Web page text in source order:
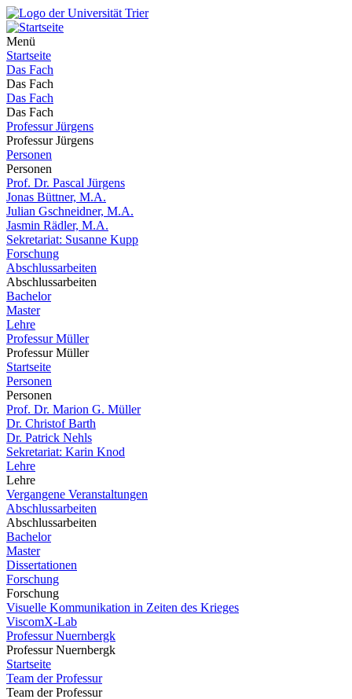
Menü
Startseite
Das Fach
Das Fach
Das Fach
Das Fach
Professur Jürgens
Professur Jürgens
Personen
Personen
Prof. Dr. Pascal Jürgens
Jonas Büttner, M.A.
Julian Gschneidner, M.A.
Jasmin Rädler, M.A.
Sekretariat: Susanne Kupp
Forschung
Abschlussarbeiten
Abschlussarbeiten
Bachelor
Master
Lehre
Professur Müller
Professur Müller
Startseite
Personen
Personen
Prof. Dr. Marion G. Müller
Dr. Christof Barth
Dr. Patrick Nehls
Sekretariat: Karin Knod
Lehre
Lehre
Vergangene Veranstaltungen
Abschlussarbeiten
Abschlussarbeiten
Bachelor
Master
Dissertationen
Forschung
Forschung
Visuelle Kommunikation in Zeiten des Krieges
ViscomX-Lab
Professur Nuernbergk
Professur Nuernbergk
Startseite
Team der Professur
Team der Professur